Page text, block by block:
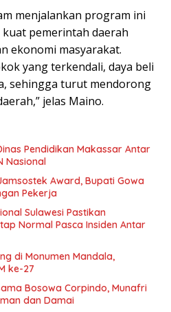
menjalankan program ini
pemerintah daerah
ekonomi masyarakat.
yang terkendali, daya beli
sehingga turut mendorong
jelas Maino.
Pendidikan Makassar Antar
Nasional
Award, Bupati Gowa
Pekerja
Sulawesi Pastikan
Normal Pasca Insiden Antar
di Monumen Mandala,
ke-27
Bosowa Corpindo, Munafri
dan Damai